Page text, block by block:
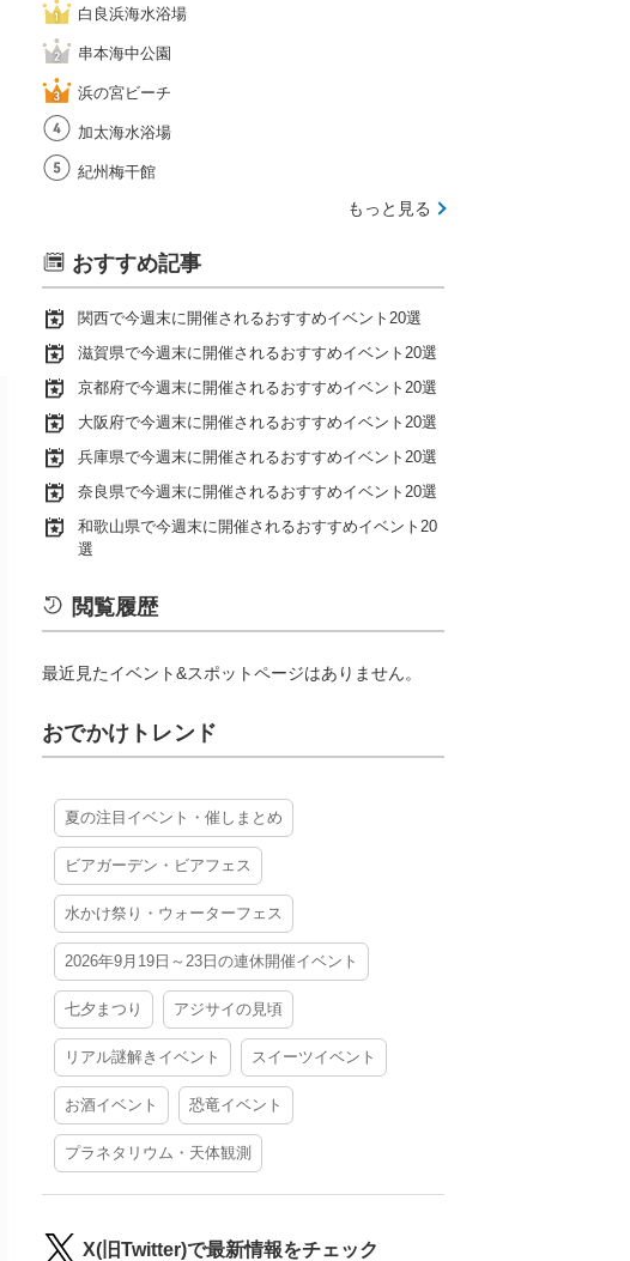
白良浜海水浴場
串本海中公園
浜の宮ビーチ
加太海水浴場
紀州梅干館
もっと見る
おすすめ記事
関西で今週末に開催されるおすすめイベント20選
滋賀県で今週末に開催されるおすすめイベント20選
京都府で今週末に開催されるおすすめイベント20選
大阪府で今週末に開催されるおすすめイベント20選
兵庫県で今週末に開催されるおすすめイベント20選
奈良県で今週末に開催されるおすすめイベント20選
和歌山県で今週末に開催されるおすすめイベント20
選
閲覧履歴
最近見たイベント&スポットページはありません。
おでかけトレンド
夏の注目イベント・催しまとめ
ビアガーデン・ビアフェス
水かけ祭り・ウォーターフェス
2026年9月19日～23日の連休開催イベント
七夕まつり アジサイの見頃
リアル謎解きイベント スイーツイベント
お酒イベント 恐竜イベント
プラネタリウム・天体観測
X(旧Twitter)で最新情報をチェック